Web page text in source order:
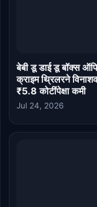
बेबी डू डाई डू बॉक्स
क्राइम थ्रिलरने
₹5.8 कोटींपेक्षा कमी
Jul 24, 2026